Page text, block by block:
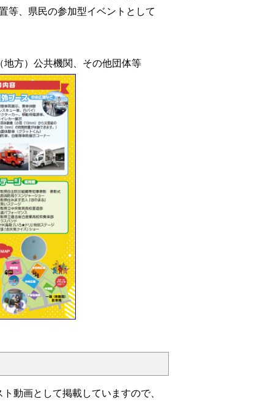
等、県民の参加型イベントとして
方）公共機関、その他団体等
動画として掲載していますので、